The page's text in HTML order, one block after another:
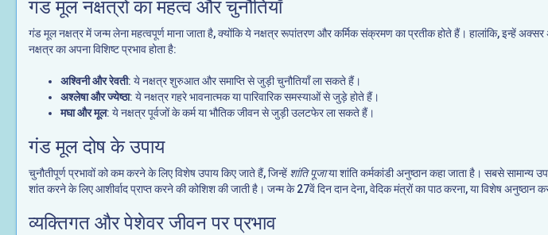
गंड मूल नक्षत्रों का महत्व और चुनौतियाँ
गंड मूल नक्षत्र में जन्म लेना महत्वपूर्ण माना जाता है, क्योंकि ये नक्षत्र रूपांतरण और कर्मिक संक्रमण का प्रतीक होते हैं। हालांकि,
नक्षत्र का अपना विशिष्ट प्रभाव होता है:
अश्विनी और रेवती: ये नक्षत्र शुरुआत और समाप्ति से जुड़ी चुनौतियाँ ला सकते हैं।
अश्लेषा और ज्येष्ठा: ये नक्षत्र गहरे भावनात्मक या पारिवारिक समस्याओं से जुड़े होते हैं।
मघा और मूल: ये नक्षत्र पूर्वजों के कर्म या भौतिक जीवन से जुड़ी उलटफेर ला सकते हैं।
गंड मूल दोष के उपाय
चुनौतीपूर्ण प्रभावों को कम करने के लिए विशेष उपाय किए जाते हैं, जिन्हें शांति पूजाया शांति कर्मकांडी अनुष्ठान कहा जाता है। सबसे सामान्य
शांत करने के लिए आशीर्वाद प्राप्त करने की कोशिश की जाती है। जन्म के 27वें दिन दान देना, वेदिक मंत्रों का पाठ करना, या विशेष अनुष्ठान
व्यक्तिगत और पेशेवर जीवन पर प्रभाव